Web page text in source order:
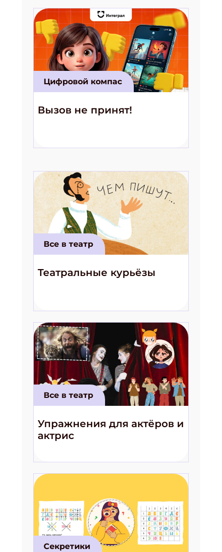
Цифровой компас
Вызов не принят!
Все в театр
Театральные курьёзы
Все в театр
Упражнения для актёров и
актрис
Секретики